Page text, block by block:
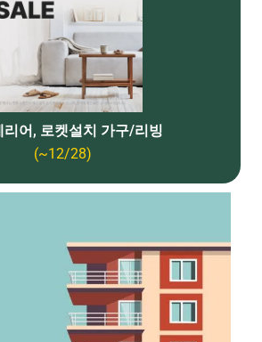
리어, 로켓설치 가구/리빙
(~12/28)